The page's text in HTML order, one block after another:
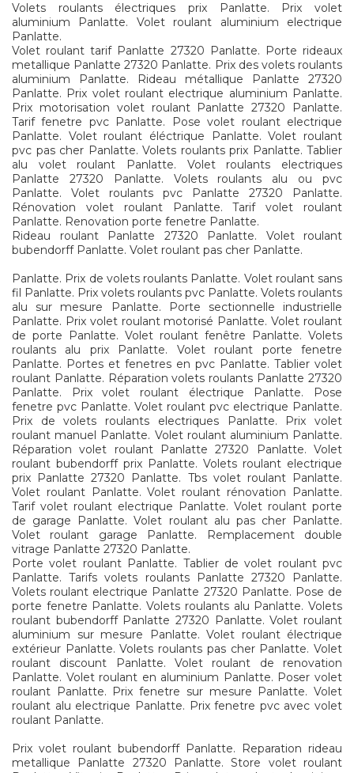
Volets roulants électriques prix Panlatte. Prix volet
aluminium Panlatte. Volet roulant aluminium electrique
Panlatte.
Volet roulant tarif Panlatte 27320 Panlatte. Porte rideaux
metallique Panlatte 27320 Panlatte. Prix des volets roulants
aluminium Panlatte. Rideau métallique Panlatte 27320
Panlatte. Prix volet roulant electrique aluminium Panlatte.
Prix motorisation volet roulant Panlatte 27320 Panlatte.
Tarif fenetre pvc Panlatte. Pose volet roulant electrique
Panlatte. Volet roulant éléctrique Panlatte. Volet roulant
pvc pas cher Panlatte. Volets roulants prix Panlatte. Tablier
alu volet roulant Panlatte. Volet roulants electriques
Panlatte 27320 Panlatte. Volets roulants alu ou pvc
Panlatte. Volet roulants pvc Panlatte 27320 Panlatte.
Rénovation volet roulant Panlatte. Tarif volet roulant
Panlatte. Renovation porte fenetre Panlatte.
Rideau roulant Panlatte 27320 Panlatte. Volet roulant
bubendorff Panlatte. Volet roulant pas cher Panlatte.
Panlatte. Prix de volets roulants Panlatte. Volet roulant sans
fil Panlatte. Prix volets roulants pvc Panlatte. Volets roulants
alu sur mesure Panlatte. Porte sectionnelle industrielle
Panlatte. Prix volet roulant motorisé Panlatte. Volet roulant
de porte Panlatte. Volet roulant fenêtre Panlatte. Volets
roulants alu prix Panlatte. Volet roulant porte fenetre
Panlatte. Portes et fenetres en pvc Panlatte. Tablier volet
roulant Panlatte. Réparation volets roulants Panlatte 27320
Panlatte. Prix volet roulant électrique Panlatte. Pose
fenetre pvc Panlatte. Volet roulant pvc electrique Panlatte.
Prix de volets roulants electriques Panlatte. Prix volet
roulant manuel Panlatte. Volet roulant aluminium Panlatte.
Réparation volet roulant Panlatte 27320 Panlatte. Volet
roulant bubendorff prix Panlatte. Volets roulant electrique
prix Panlatte 27320 Panlatte. Tbs volet roulant Panlatte.
Volet roulant Panlatte. Volet roulant rénovation Panlatte.
Tarif volet roulant electrique Panlatte. Volet roulant porte
de garage Panlatte. Volet roulant alu pas cher Panlatte.
Volet roulant garage Panlatte. Remplacement double
vitrage Panlatte 27320 Panlatte.
Porte volet roulant Panlatte. Tablier de volet roulant pvc
Panlatte. Tarifs volets roulants Panlatte 27320 Panlatte.
Volets roulant electrique Panlatte 27320 Panlatte. Pose de
porte fenetre Panlatte. Volets roulants alu Panlatte. Volets
roulant bubendorff Panlatte 27320 Panlatte. Volet roulant
aluminium sur mesure Panlatte. Volet roulant électrique
extérieur Panlatte. Volets roulants pas cher Panlatte. Volet
roulant discount Panlatte. Volet roulant de renovation
Panlatte. Volet roulant en aluminium Panlatte. Poser volet
roulant Panlatte. Prix fenetre sur mesure Panlatte. Volet
roulant alu electrique Panlatte. Prix fenetre pvc avec volet
roulant Panlatte.
Prix volet roulant bubendorff Panlatte. Reparation rideau
metallique Panlatte 27320 Panlatte. Store volet roulant